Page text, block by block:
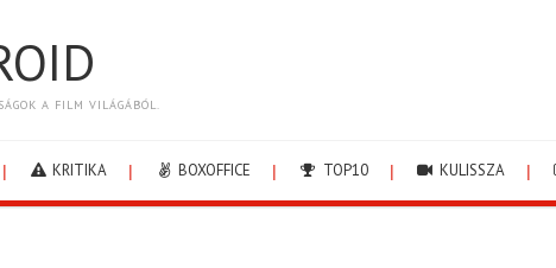
A FILM VILÁGÁBÓL.
KRITIKA BOXOFFICE TOP10 KULISSZA